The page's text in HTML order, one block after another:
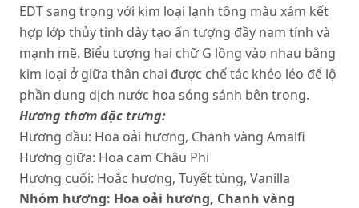
EDT sang trọng với kim loại lạnh tông màu xám kết
hợp lớp thủy tinh dày tạo ấn tượng đầy nam tính và
mạnh mẽ. Biểu tượng hai chữ G lồng vào nhau bằng
kim loại ở giữa thân chai được chế tác khéo léo để lộ
phần dung dịch nước hoa sóng sánh bên trong.
Hương thơm đặc trưng:
Hương đầu: Hoa oải hương, Chanh vàng Amalfi
Hương giữa: Hoa cam Châu Phi
Hương cuối: Hoắc hương, Tuyết tùng, Vanilla
Nhóm hương: Hoa oải hương, Chanh vàng